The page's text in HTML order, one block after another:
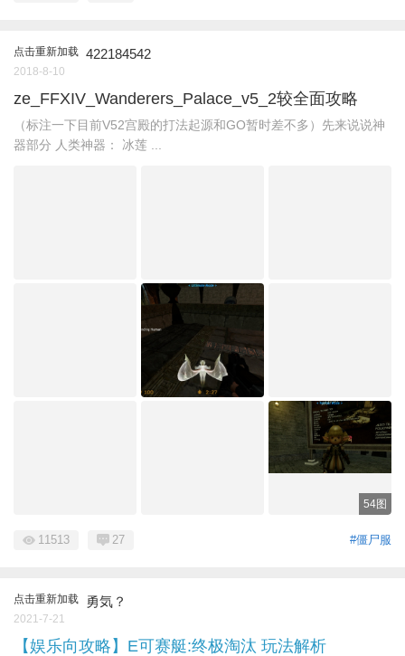
点击重新加载 422184542
2018-8-10
ze_FFXIV_Wanderers_Palace_v5_2较全面攻略
（标注一下目前V52宫殿的打法起源和GO暂时差不多）先来说说神
器部分 人类神器： 冰莲 ...
54图
#僵尸服
11513 27
点击重新加载 勇気？
2021-7-21
【娱乐向攻略】E可赛艇:终极淘汰 玩法解析